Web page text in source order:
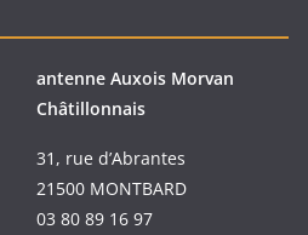
antenne Auxois Morvan
Châtillonnais
31, rue d’Abrantes
21500 MONTBARD
03 80 89 16 97